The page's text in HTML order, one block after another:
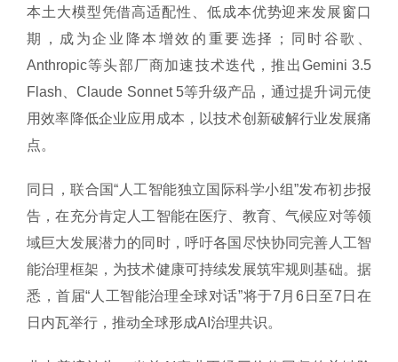
本土大模型凭借高适配性、低成本优势迎来发展窗口
期，成为企业降本增效的重要选择；同时谷歌、
Anthropic等头部厂商加速技术迭代，推出Gemini 3.5
Flash、Claude Sonnet 5等升级产品，通过提升词元使
用效率降低企业应用成本，以技术创新破解行业发展痛
点。
同日，联合国“人工智能独立国际科学小组”发布初步报
告，在充分肯定人工智能在医疗、教育、气候应对等领
域巨大发展潜力的同时，呼吁各国尽快协同完善人工智
能治理框架，为技术健康可持续发展筑牢规则基础。据
悉，首届“人工智能治理全球对话”将于7月6日至7日在
日内瓦举行，推动全球形成AI治理共识。